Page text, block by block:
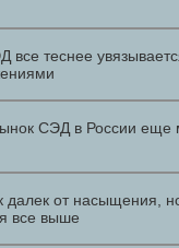
все теснее
СЭД в России еще
далек от насыщения,
все выше